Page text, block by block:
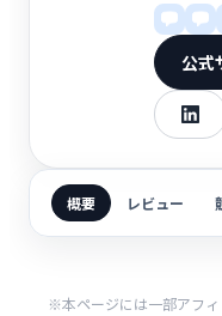
公式
概要 レビュー
※本ページには一部アフィ